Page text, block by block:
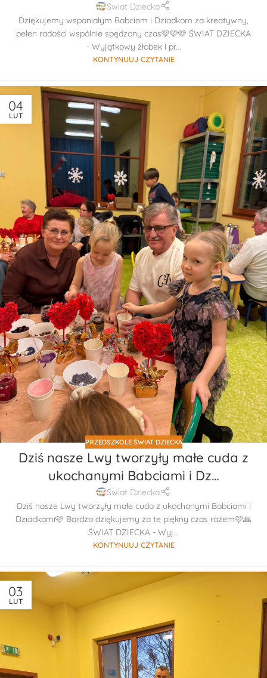
Świat Dziecka
Dziękujemy wspaniałym Babciom i Dziadkom za kreatywny,
pełen radości wspólnie spędzony czas🩷🩷🩷 ŚWIAT DZIECKA
- Wyjątkowy żłobek i pr...
KONTYNUUJ CZYTANIE
04
LUT
PRZEDSZKOLE ŚWIAT DZIECKA
Dziś nasze Lwy tworzyły małe cuda z
ukochanymi Babciami i Dz…
Świat Dziecka
Dziś nasze Lwy tworzyły małe cuda z ukochanymi Babciami i
Dziadkami🩷 Bardzo dziękujemy za te piękny czas razem🩷🙏
ŚWIAT DZIECKA - Wyj...
KONTYNUUJ CZYTANIE
03
LUT